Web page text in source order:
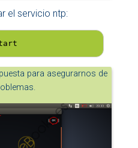
el servicio ntp:
para asegurarnos de